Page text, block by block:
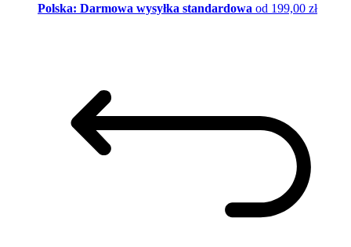
Polska: Darmowa wysyłka standardowa od 199,00 zł